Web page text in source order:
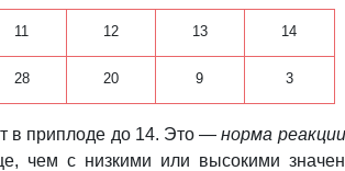
11 12 13 14
28 20 9 3
в приплоде до 14. Это —норма реакции
чем с низкими или высокими